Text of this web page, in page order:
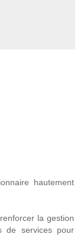
hautement
la gestion
de services pour